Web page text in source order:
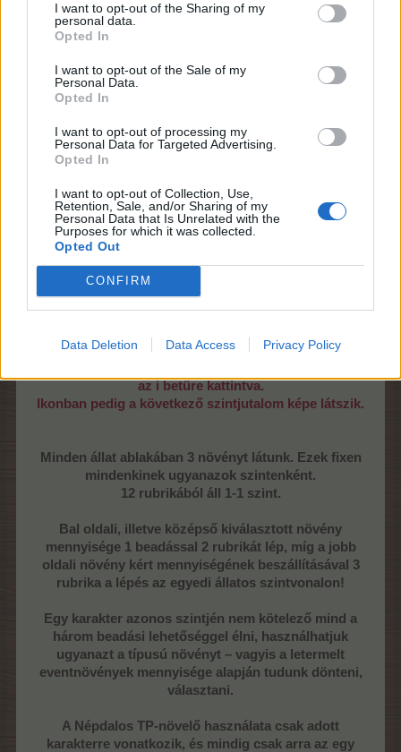
I want to opt-out of the Sharing of my
personal data.
Opted In
I want to opt-out of the Sale of my
Personal Data.
Opted In
I want to opt-out of processing my
Personal Data for Targeted Advertising.
Opted In
I want to opt-out of Collection, Use,
Retention, Sale, and/or Sharing of my
Personal Data that Is Unrelated with the
Purposes for which it was collected.
Opted Out
CONFIRM
Data Deletion Data Access Privacy Policy
X) Szintjelző szám (0-12) a szív ikonjában
eventnövényekből – kiválasztható, melyikkel
teljesíthetjük a feladatokat
V) Szintvonal – a megoldáshoz 12 rubrikát kell
W) Népdalos TP-növelő aktiválási lehetősége
az i betűre kattintva.
Ikonban pedig a következő szintjutalom képe látszik.
Minden állat ablakában 3 növényt látunk. Ezek fixen
mindenkinek ugyanazok szintenként.
12 rubrikából áll 1-1 szint.
Bal oldali, illetve középső kiválasztott növény
mennyisége 1 beadással 2 rubrikát lép, míg a jobb
oldali növény kért mennyiségének beszállításával 3
rubrika a lépés az egyedi állatos szintvonalon!
Egy karakter azonos szintjén nem kötelező mind a
három beadási lehetőséggel élni, használhatjuk
ugyanazt a típusú növényt – vagyis a letermelt
eventnövények mennyisége alapján tudunk dönteni,
választani.
A Népdalos TP-növelő használata csak adott
karakterre vonatkozik, és mindig csak arra az egy